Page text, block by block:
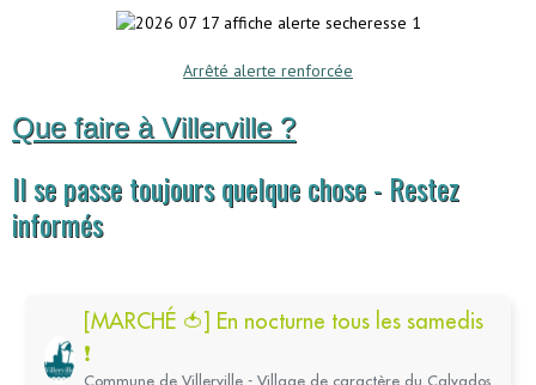
Arrêté alerte renforcée
Que faire à Villerville ?
Il se passe toujours quelque chose - Restez
informés